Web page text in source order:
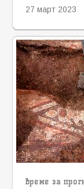
27 март 2023
време за